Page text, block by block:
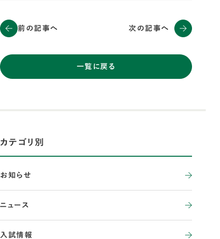
前の記事へ
一覧に戻る
次の記事へ
カテゴリ別
お知らせ
ニュース
入試情報